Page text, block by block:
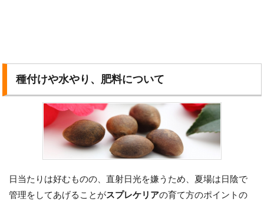
種付けや水やり、肥料について
日当たりは好むものの、直射日光を嫌うため、夏場は日陰で
管理をしてあげることがスプレケリアの育て方のポイントの